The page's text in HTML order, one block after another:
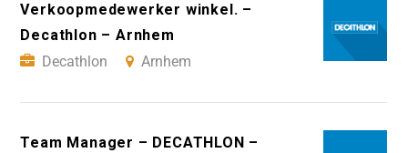
Verkoopmedewerker winkel. –
Decathlon – Arnhem
Decathlon
Arnhem
Team Manager – DECATHLON –